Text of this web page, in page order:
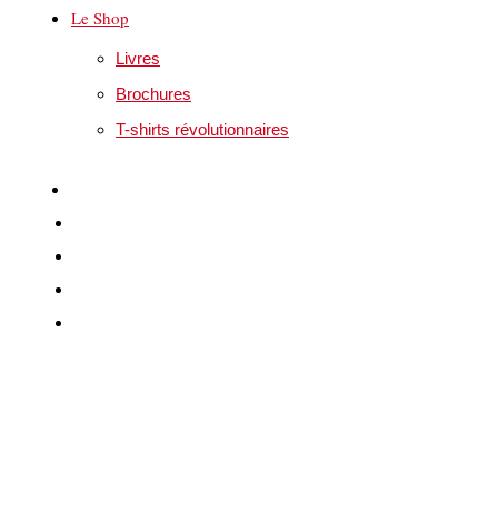
Le Shop
Livres
Brochures
T-shirts révolutionnaires